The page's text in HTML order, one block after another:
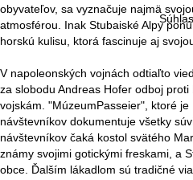
s
r
á
n
obyvateľov, sa vyznačuje najmä
atmosférou. Inak Stubaiské Alpy
horskú kulisu, ktorá fascinuje aj
V napoleonských vojnách odtiaľto
za slobodu Andreas Hofer odboj
vojskám. "MúzeumPasseier", ktoré
návštevníkov dokumentuje všetky
návštevníkov čaká kostol svätého
známy svojimi gotickými freskami, a
obce. Ďalším lákadlom sú tradičné